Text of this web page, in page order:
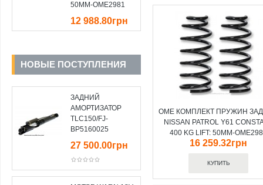
50MM-OME2981
12 988.80грн
НОВЫЕ ПОСТУПЛЕНИЯ
ЗАДНИЙ
АМОРТИЗАТОР
TLC150/FJ-
BP5160025
27 500.00грн
OME КОМПЛЕКТ ПРУЖИН
NISSAN PATROL Y61
400 KG LIFT: 50MM-
16 259.32грн